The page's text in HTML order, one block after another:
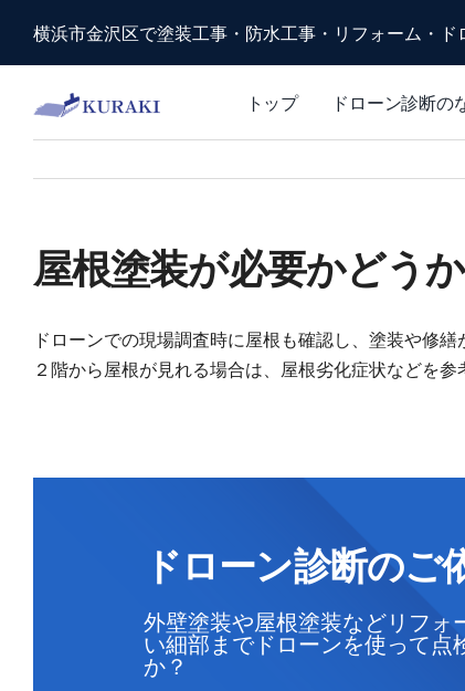
横浜市金沢区で塗装工事・防水工事・リフォーム・
トップ ドローン診断の
屋根塗装が必要かどう
ドローンでの現場調査時に屋根も確認し、塗装や修繕
２階から屋根が見れる場合は、屋根劣化症状などを参
ドローン診断のご
外壁塗装や屋根塗装などリフォ
い細部までドローンを使って点
か？